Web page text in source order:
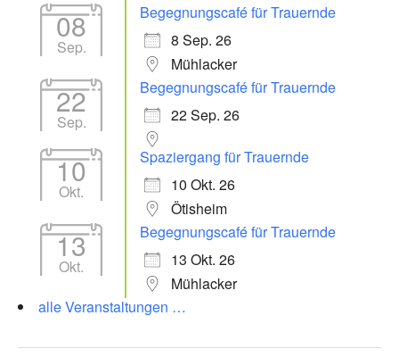
08
Sep.
Begegnungscafé für Trauernde
8 Sep. 26
Mühlacker
22
Sep.
Begegnungscafé für Trauernde
22 Sep. 26
10
Okt.
Spaziergang für Trauernde
10 Okt. 26
Ötisheim
13
Okt.
Begegnungscafé für Trauernde
13 Okt. 26
Mühlacker
alle Veranstaltungen …